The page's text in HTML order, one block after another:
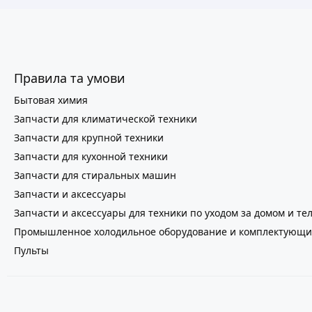
Правила та умови
Бытовая химия
Запчасти для климатической техники
Запчасти для крупной техники
Запчасти для кухонной техники
Запчасти для стиральных машин
Запчасти и аксессуары
Запчасти и аксессуары для техники по уходом за домом и
Промышленное холодильное оборудование и
Пульты